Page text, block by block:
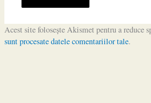
Acest site folosește Akismet pentru a reduce
sunt procesate datele comentariilor tale.